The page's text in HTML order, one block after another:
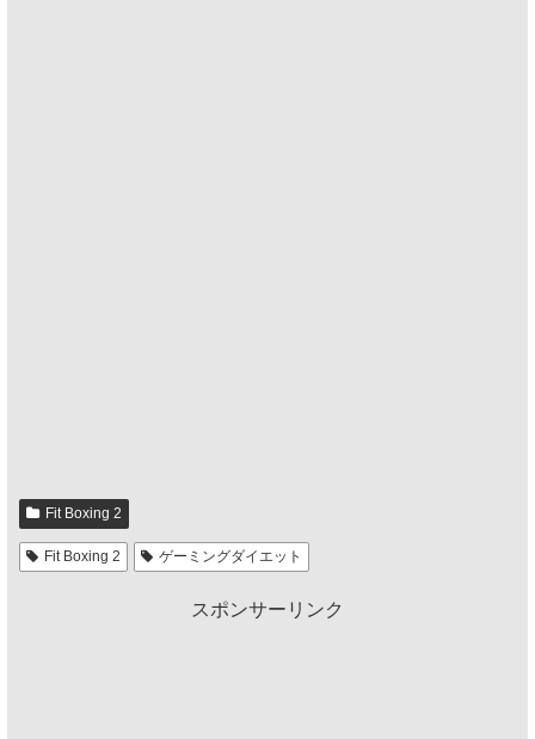
Fit Boxing 2
Fit Boxing 2 ゲーミングダイエット
スポンサーリンク